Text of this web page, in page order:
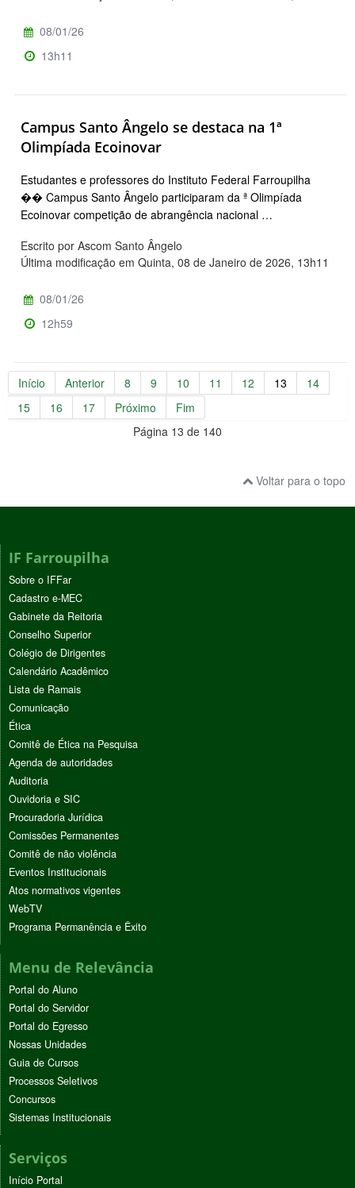
08/01/26
13h11
Campus Santo Ângelo se destaca na 1ª
Olimpíada Ecoinovar
Estudantes e professores do Instituto Federal Farroupilha
�� Campus Santo Ângelo participaram da ª Olimpíada
Ecoinovar competição de abrangência nacional …
Escrito por Ascom Santo Ângelo
Última modificação em Quinta, 08 de Janeiro de 2026, 13h11
08/01/26
12h59
Início Anterior 8 9 10 11 12 13
14
15
16 17 Próximo
Fim
Página 13 de 140
Voltar para o topo
IF Farroupilha
Sobre o IFFar
Cadastro e-MEC
Gabinete da Reitoria
Conselho Superior
Colégio de Dirigentes
Calendário Acadêmico
Lista de Ramais
Comunicação
Ética
Comitê de Ética na Pesquisa
Agenda de autoridades
Auditoria
Ouvidoria e SIC
Procuradoria Jurídica
Comissões Permanentes
Comitê de não violência
Eventos Institucionais
Atos normativos vigentes
WebTV
Programa Permanência e Êxito
Menu de Relevância
Portal do Aluno
Portal do Servidor
Portal do Egresso
Nossas Unidades
Guia de Cursos
Processos Seletivos
Concursos
Sistemas Institucionais
Serviços
Início Portal